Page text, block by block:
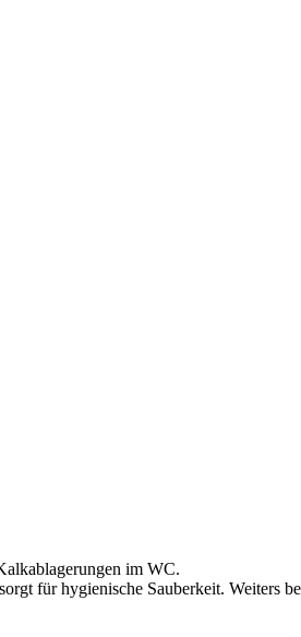
im WC.
für hygienische Sauberkeit. Weiters